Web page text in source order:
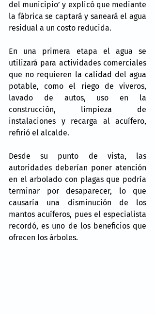
del municipio’ y explicó que mediante
la fábrica se captará y saneará el agua
residual a un costo reducida.
En una primera etapa el agua se
utilizará para actividades comerciales
que no requieren la calidad del agua
potable, como el riego de viveros,
lavado de autos, uso en la
construcción, limpieza de
instalaciones y recarga al acuífero,
refirió el alcalde.
Desde su punto de vista, las
autoridades deberían poner atención
en el arbolado con plagas que podría
terminar por desaparecer, lo que
causaría una disminución de los
mantos acuíferos, pues el especialista
recordó, es uno de los beneficios que
ofrecen los árboles.